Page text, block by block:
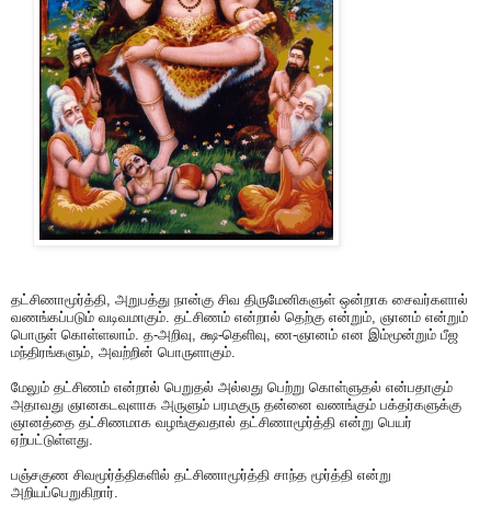
தட்சிணாமூர்த்தி, அறுபத்து நான்கு சிவ திருமேனிகளுள் ஒன்றாக சைவர்களால்
வணங்கப்படும் வடிவமாகும். தட்சிணம் என்றால் தெற்கு என்றும், ஞானம் என்றும்
பொருள் கொள்ளலாம். த-அறிவு, க்ஷ-தெளிவு, ண-ஞானம் என இம்மூன்றும் பீஜ
மந்திரங்களும், அவற்றின் பொருளாகும்.
மேலும் தட்சிணம் என்றால் பெறுதல் அல்லது பெற்று கொள்ளுதல் என்பதாகும்
அதாவது ஞானகடவுளாக அருளும் பரமகுரு தன்னை வணங்கும் பக்தர்களுக்கு
ஞானத்தை தட்சிணமாக வழங்குவதால் தட்சிணாமூர்த்தி என்று பெயர்
ஏற்பட்டுள்ளது.
பஞ்சகுண சிவமூர்த்திகளில் தட்சிணாமூர்த்தி சாந்த மூர்த்தி என்று
அறியப்பெறுகிறார்.